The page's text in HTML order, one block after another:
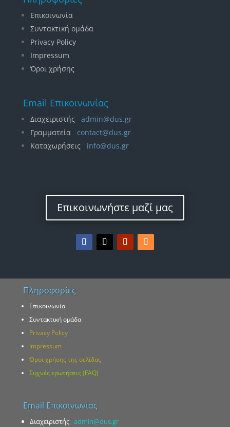
Επικοινωνία
Συντακτική ομάδα
Privacy Policy
Impressum
Όροι χρήσης
Email Επικοινωνίας
Διαχειριστής admin@dus.gr
Γραμματεία contact@dus.gr
Καταχωρήσεις info@dus.gr
Επικοινωνήστε μαζί μας
Πληροφορίες
Επικοινωνία
Συντακτική ομάδα
Privacy Policy
Impressum
Όροι χρήσης της σελίδας
Συχνές ερωτήσεις (FAQ)
Email Επικοινωνίας
Διαχειριστής admin@dus.gr